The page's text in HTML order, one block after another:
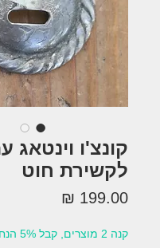
קונצ'ו וינטאג
לקשירת חוט
קנה 2 מוצרים, קבל 5% הנחה